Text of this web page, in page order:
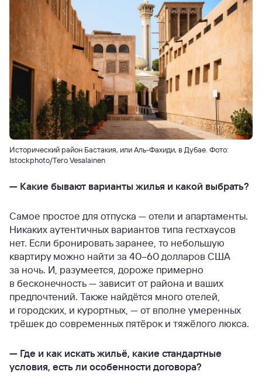
Исторический район Бастакия, или Аль-Фахиди, в Дубае. Фото:
Istockphoto/Tero Vesalainen
— Какие бывают варианты жилья и какой выбрать?
Самое простое для отпуска — отели и апартаменты.
Никаких аутентичных вариантов типа гестхаусов
нет. Если бронировать заранее, то небольшую
квартиру можно найти за 40–60 долларов США
за ночь. И, разумеется, дороже примерно
в бесконечность — зависит от района и ваших
предпочтений. Также найдётся много отелей,
и городских, и курортных, — от вполне умеренных
трёшек до современных пятёрок и тяжёлого люкса.
— Где и как искать жильё, какие стандартные
условия, есть ли особенности договора?